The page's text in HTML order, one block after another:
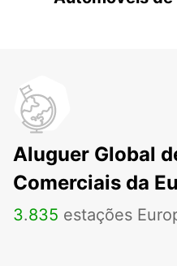
Aluguer Global
Comerciais da
3.835 estações